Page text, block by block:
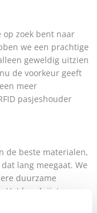
op zoek bent naar
we een prachtige
geweldig uitzien
de voorkeur geeft
meer
pasjeshouder
de beste materialen,
lang meegaat. We
duurzame
leer krijgt na
dat je